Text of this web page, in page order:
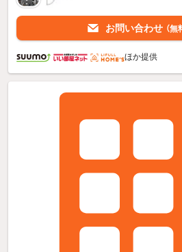
お問い合わせ （無
ほか提供